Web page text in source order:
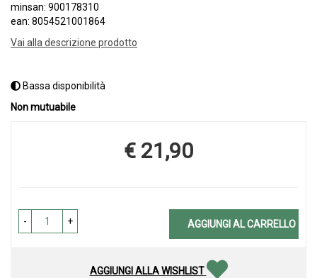
minsan: 900178310
ean: 8054521001864
Vai alla descrizione prodotto
Bassa disponibilità
Non mutuabile
Prezzo
€ 21,90
- + AGGIUNGI AL CARRELLO
AGGIUNGI ALLA WISHLIST